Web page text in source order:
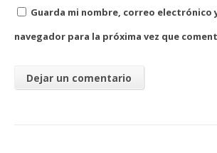
Guarda mi nombre, correo electrónico
navegador para la próxima vez que